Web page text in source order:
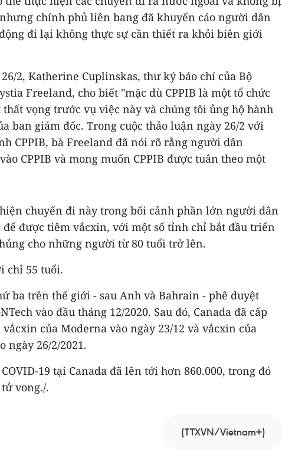
chính phủ liên bang đã khuyến cáo người dân
đi lại không thực sự cần thiết ra khỏi biên giới
2, Katherine Cuplinskas, thư ký báo chí của Bộ
Freeland, cho biết "mặc dù CPPIB là một tổ chức
vọng trước vụ việc này và chúng tôi ủng hộ hành
ban giám đốc. Trong cuộc thảo luận ngày 26/2 với
CPPIB, bà Freeland đã nói rõ rằng người dân
CPPIB và mong muốn CPPIB được tuân theo một
chuyến đi này trong bối cảnh phần lớn người dân
để được tiêm vắcxin, với một số tỉnh chỉ bắt đầu triển
cho những người từ 80 tuổi trở lên.
chỉ 55 tuổi.
ba trên thế giới - sau Anh và Bahrain - phê duyệt
vào đầu tháng 12/2020. Sau đó, Canada đã cấp
của Moderna vào ngày 23/12 và vắcxin của
ngày 26/2/2021.
19 tại Canada đã lên tới hơn 860.000, trong đó
vong./.
(TTXVN/Vietnam+)